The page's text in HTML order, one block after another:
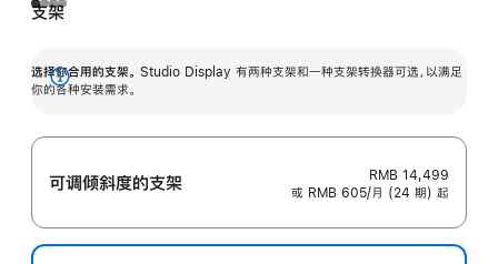
支架
选择你合用的支架。 Studio Display 有两种支架和一种支架转换器可选，以满足
你的各种安装需求。
展
可调倾斜度的支架
RMB 14,499
或 RMB 605/月 (24 期) 起